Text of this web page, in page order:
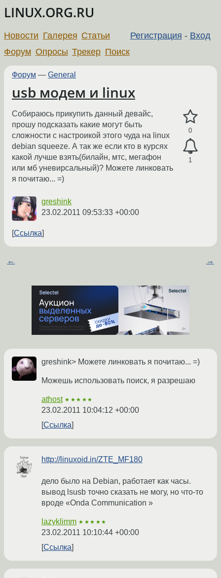
LINUX.ORG.RU
Регистрация - Вход
Новости Галерея Статьи
Форум Опросы Трекер Поиск
Форум — General
usb модем и linux
0
1
Собираюсь прикупить данный девайс,
прошу подсказать какие могут быть
сложности с настроикой этого чуда на linux
debian squeeze. А так же если кто в курсях
какой лучше взять(билайн, мтс, мегафон
или мб уневирсальный)? Можете линковать
я почитаю... =)
greshink
23.02.2011 09:53:33 +00:00
Ссылка
← →
greshink> Можете линковать я почитаю... =)
Можешь использовать поиск, я разрешаю
athost ★★★★★
23.02.2011 10:04:12 +00:00
Ссылка
http://linuxoid.in/ZTE_MF180
дело было на Debian, работает как часы.
вывод lsusb точно сказать не могу, но что-то
вроде «Onda Communication »
lazyklimm ★★★★★
23.02.2011 10:10:44 +00:00
Ссылка